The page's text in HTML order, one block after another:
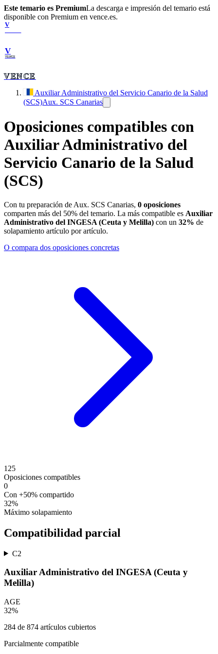
Este temario es PremiumLa descarga e impresión del temario está
disponible con Premium en vence.es.
V
V
VENCE
VENCE
Auxiliar Administrativo del Servicio Canario de la Salud
(SCS)Aux. SCS Canarias
Oposiciones compatibles con
Auxiliar Administrativo del
Servicio Canario de la Salud
(SCS)
Con tu preparación de Aux. SCS Canarias, 0 oposiciones
comparten más del 50% del temario. La más compatible es Auxiliar
Administrativo del INGESA (Ceuta y Melilla) con un 32% de
solapamiento artículo por artículo.
O compara dos oposiciones concretas
125
Oposiciones compatibles
0
Con +50% compartido
32%
Máximo solapamiento
Compatibilidad parcial
C2
Auxiliar Administrativo del INGESA (Ceuta y
Melilla)
AGE
32%
284 de 874 artículos cubiertos
Parcialmente compatible